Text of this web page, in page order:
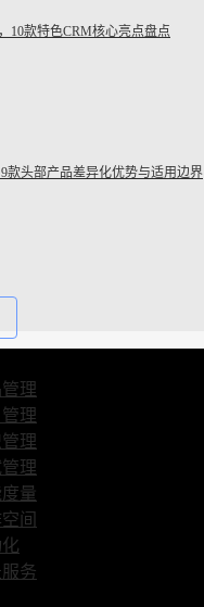
10款特色CRM核心亮点盘点
款头部产品差异化优势与适用边界
理
理
理
理
量
间
服务